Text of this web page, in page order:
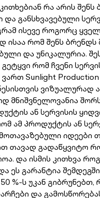
რა არის
განსხვავებული
ისევე როგორც
ისაა რომ შენს ბრენდს
და უნიკალურია.
რომ ჩვენი
ვართ Sunlight
მნიშვნელოვანია
ან სერვისის
ამ პროდუქტის ან
თავად გადაწყვიტო
და ისმის კითხვა
ეს გარანტია
%-ს უკან
და